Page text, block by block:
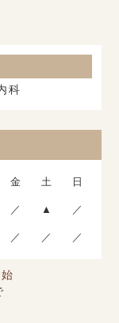
科
金 土 日
／ ▲ ／
／ ／ ／